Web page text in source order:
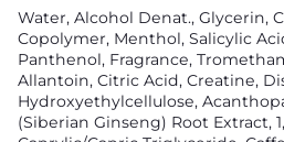
Water, Alcohol Denat., Glycerin,
Copolymer, Menthol, Salicylic
Panthenol, Fragrance,
Allantoin, Citric Acid, Creatine,
Hydroxyethylcellulose,
(Siberian Ginseng) Root Extract,